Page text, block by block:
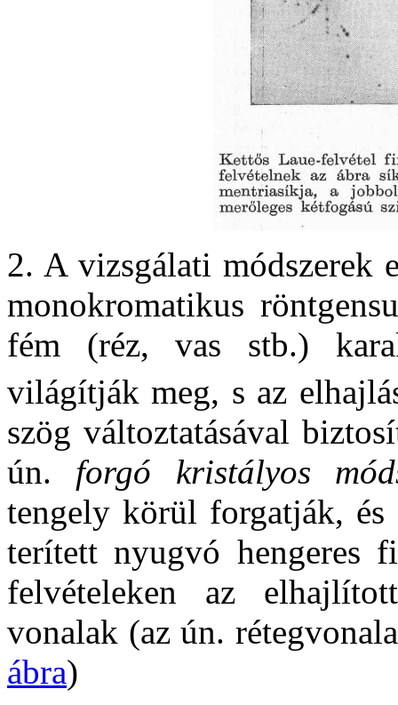
2. A vizsgálati módszerek
monokromatikus
fém (réz, vas stb.)
világítják meg, s az
szög változtatásával
ún. forgó kristályos
tengely körül forgatják,
terített nyugvó hengeres
felvételeken az
vonalak (az ún.
ábra)